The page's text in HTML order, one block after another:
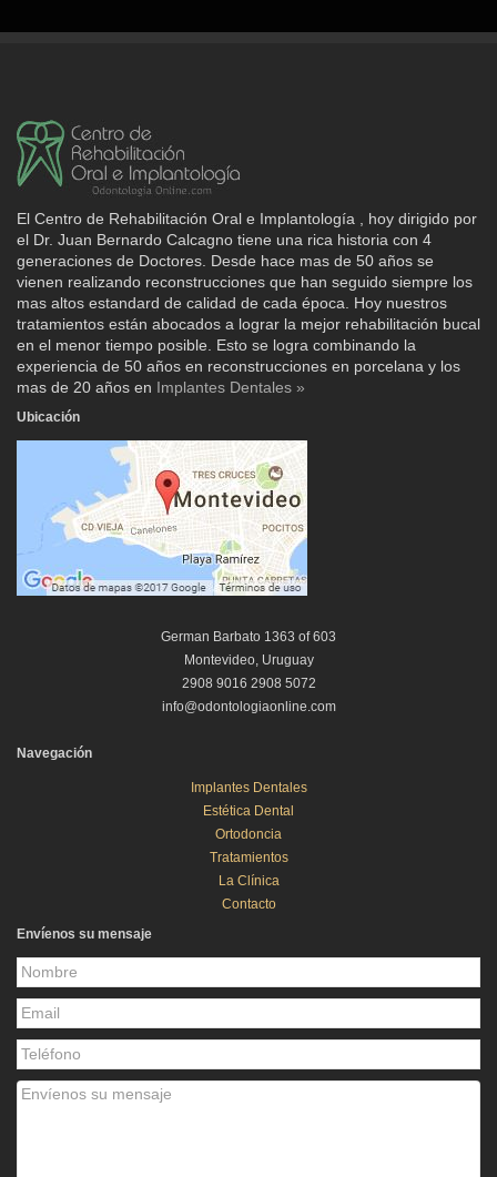
El Centro de Rehabilitación Oral e Implantología , hoy dirigido por
el Dr. Juan Bernardo Calcagno tiene una rica historia con 4
generaciones de Doctores. Desde hace mas de 50 años se
vienen realizando reconstrucciones que han seguido siempre los
mas altos estandard de calidad de cada época. Hoy nuestros
tratamientos están abocados a lograr la mejor rehabilitación bucal
en el menor tiempo posible. Esto se logra combinando la
experiencia de 50 años en reconstrucciones en porcelana y los
mas de 20 años en Implantes Dentales »
Ubicación
German Barbato 1363 of 603
Montevideo, Uruguay
2908 9016 2908 5072
info@odontologiaonline.com
Navegación
Implantes Dentales
Estética Dental
Ortodoncia
Tratamientos
La Clínica
Contacto
Envíenos su mensaje